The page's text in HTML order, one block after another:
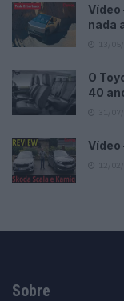
Vídeo
nada
O
40
Vídeo
Sobre